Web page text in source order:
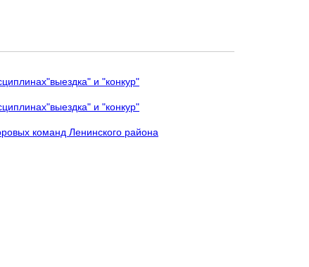
и "конкур"
и "конкур"
команд Ленинского района